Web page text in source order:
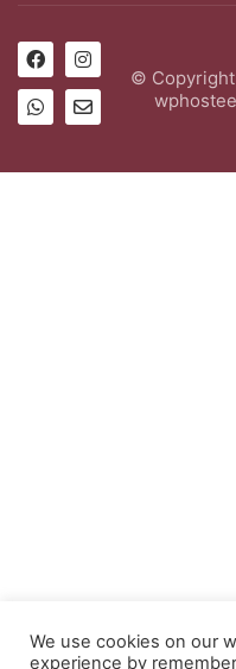
© Copyright
We use cookies on our
experience by